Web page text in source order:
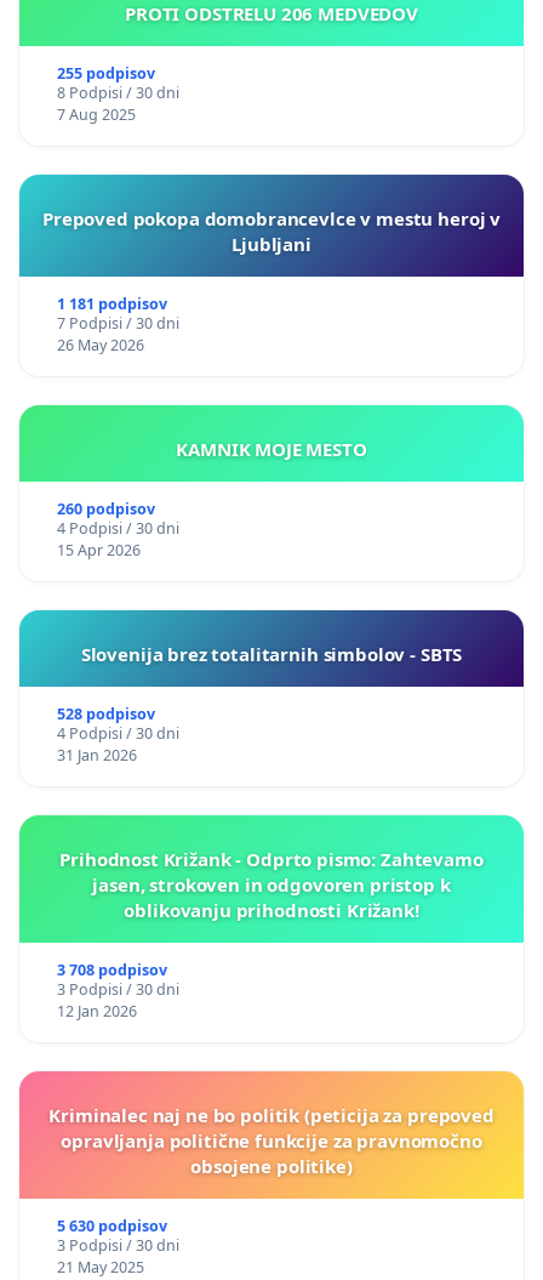
PROTI ODSTRELU 206 MEDVEDOV
255 podpisov
8 Podpisi / 30 dni
7 Aug 2025
Prepoved pokopa domobrancevlce v mestu heroj v
Ljubljani
1 181 podpisov
7 Podpisi / 30 dni
26 May 2026
KAMNIK MOJE MESTO
260 podpisov
4 Podpisi / 30 dni
15 Apr 2026
Slovenija brez totalitarnih simbolov - SBTS
528 podpisov
4 Podpisi / 30 dni
31 Jan 2026
Prihodnost Križank - Odprto pismo: Zahtevamo
jasen, strokoven in odgovoren pristop k
oblikovanju prihodnosti Križank!
3 708 podpisov
3 Podpisi / 30 dni
12 Jan 2026
Kriminalec naj ne bo politik (peticija za prepoved
opravljanja politične funkcije za pravnomočno
obsojene politike)
5 630 podpisov
3 Podpisi / 30 dni
21 May 2025